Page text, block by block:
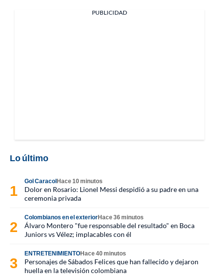
PUBLICIDAD
Lo último
Gol CaracolHace 10 minutos
Dolor en Rosario: Lionel Messi despidió a su padre en una
ceremonia privada
Colombianos en el exteriorHace 36 minutos
Álvaro Montero "fue responsable del resultado" en Boca
Juniors vs Vélez; implacables con él
ENTRETENIMIENTOHace 40 minutos
Personajes de Sábados Felices que han fallecido y dejaron
huella en la televisión colombiana